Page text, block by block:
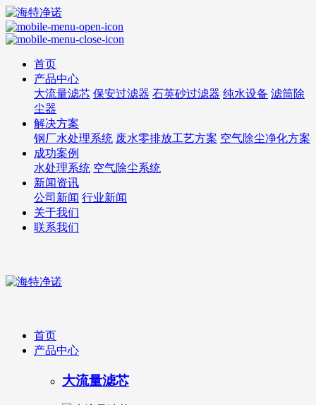
首页
产品中心
大流量滤芯 保安过滤器 石英砂过滤器 纯水设备 滤筒除
尘器
解决方案
钢厂水处理系统 废水零排放工艺方案 空气除尘净化方案
成功案例
水处理系统 空气除尘系统
新闻资讯
公司新闻 行业新闻
关于我们
联系我们
首页
产品中心
大流量滤芯